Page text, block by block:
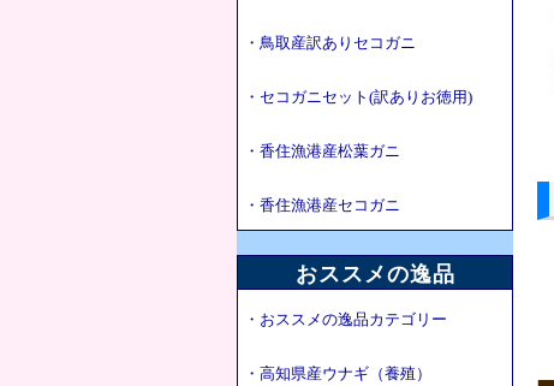
・鳥取産訳ありセコガニ
・セコガニセット(訳ありお徳用)
・香住漁港産松葉ガニ
・香住漁港産セコガニ
おススメの逸品
・おススメの逸品カテゴリー
・高知県産ウナギ（養殖）